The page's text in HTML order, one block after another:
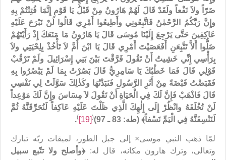
ضَرّاً ولاَ نَفْعاً ولَقَدْ قَالَ لَهُمْ هَارُونُ مِنْ قَبْلُ يَا قَوْمِ إِنَّمَا فُتِنْتُمْ بِهِ
وإِنَّ رَبَّكُمُ الرَّحْمٰنُ فَاتَّبِعُونِي وأَطِيعُوا أَمْرِي قَالُوا لَنْ نَبْرَحَ عَلَيْهِ
عَاكِفِينَ حَتَّى يَرْجِعَ إِلَيْنَا مُوسَى قَالَ يَا هَارُونُ مَا مَنَعَكَ إِذْ رَأَيْتَهُمْ
ضَلُّوا أَلاَّ تَتَّبِعَنِ أَفَعَصَيْتَ أَمْرِي قَالَ يَا ابْنَ أُمَّ لاَ تَأْخُذْ بِلِحْيَتِي ولاَ
بِرَأْسِي إِنِّي خَشِيتُ أَنْ تَقُولَ فَرَّقْتَ بَيْنَ بَنِي إِسْرَائِيلَ ولَمْ تَرْقُبْ
قَوْلِي قَالَ فَمَا خَطْبُكَ يَا سَامِرِيُّ قَالَ بَصُرْتُ بِمَا لَمْ يَبْصُرُوا بِهِ
فَقَبَضْتُ قَبْضَةً مِنْ أَثَرِ الرَّسُولِ فَنَبَذْتُهَا وكَذٰلِكَ سَوَّلَتْ لِي نَفْسِي
قَالَ فَاذْهَبْ فَإِنَّ لَكَ فِي الْحَيَاةِ أَنْ تَقُولَ لاَ مِسَاسَ وإِنَّ لَكَ مَوْعِداً
لَنْ تُخْلَفَهُ وانْظُرْ إِلَى إِلٰهِكَ الَّذِي ظَلْتَ عَلَيْهِ عَاكِفاً لَنُحَرِّقَنَّهُ ثُمَّ
لَنَنْسِفَنَّهُ فِي الْيَمِّ نَسْفاً﴾ (طه: 83 ـ 97)
(
[19]
)
.
لمّا ذهب النبي موسى× إلى جبل الطور، لميقات ربّه تبارك
وتعالى، وترك هارون مكانه، قال له:﴿وأصلح ولا تتّبع سبيل